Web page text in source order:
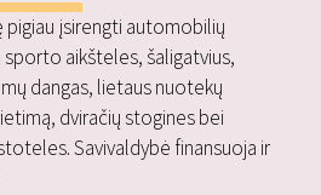
pigiau įsirengti automobilių
aikšteles, šaligatvius,
dangas, lietaus nuotekų
dviračių stogines bei
Savivaldybė finansuoja ir